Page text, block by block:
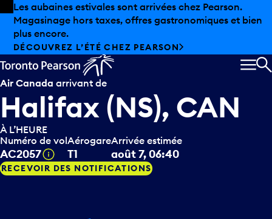
Skip to offers
Passer au contenu principal
Les aubaines estivales sont arrivées chez Pearson.
Magasinage hors taxes, offres gastronomiques et bien
plus encore.
DÉCOUVREZ L’ÉTÉ CHEZ PEARSON
Air Canada arrivant de
Halifax (NS), CAN
À L’HEURE
Numéro de vol
AC2057 Infobulle
Aérogare
T1
Arrivée estimée
août 7, 06:40
RECEVOIR DES NOTIFICATIONS